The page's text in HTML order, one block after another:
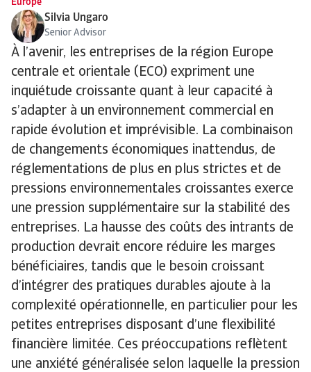
Europe
Silvia Ungaro
Senior Advisor
À l’avenir, les entreprises de la région Europe
centrale et orientale (ECO) expriment une
inquiétude croissante quant à leur capacité à
s’adapter à un environnement commercial en
rapide évolution et imprévisible. La combinaison
de changements économiques inattendus, de
réglementations de plus en plus strictes et de
pressions environnementales croissantes exerce
une pression supplémentaire sur la stabilité des
entreprises. La hausse des coûts des intrants de
production devrait encore réduire les marges
bénéficiaires, tandis que le besoin croissant
d’intégrer des pratiques durables ajoute à la
complexité opérationnelle, en particulier pour les
petites entreprises disposant d’une flexibilité
financière limitée. Ces préoccupations reflètent
une anxiété généralisée selon laquelle la pression